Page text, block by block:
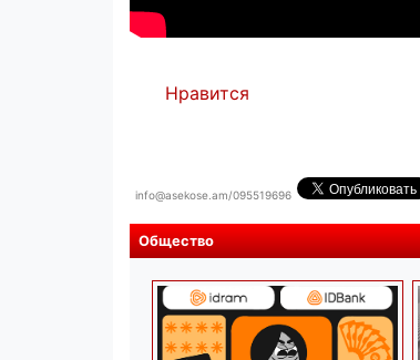
Нравится
info@asekose.am/095519696
Общество